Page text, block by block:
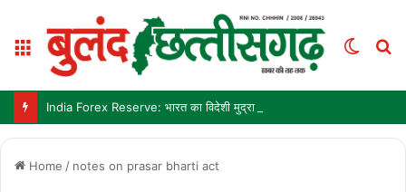
Menu
Switch
Home / notes on prasar bharti act